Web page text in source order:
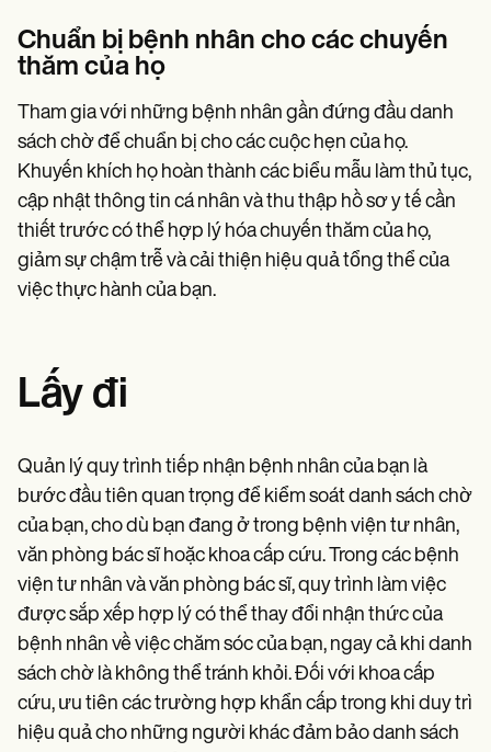
Chuẩn bị bệnh nhân cho các chuyến
thăm của họ
Tham gia với những bệnh nhân gần đứng đầu danh
sách chờ để chuẩn bị cho các cuộc hẹn của họ.
Khuyến khích họ hoàn thành các biểu mẫu làm thủ tục,
cập nhật thông tin cá nhân và thu thập hồ sơ y tế cần
thiết trước có thể hợp lý hóa chuyến thăm của họ,
giảm sự chậm trễ và cải thiện hiệu quả tổng thể của
việc thực hành của bạn.
Lấy đi
Quản lý quy trình tiếp nhận bệnh nhân của bạn là
bước đầu tiên quan trọng để kiểm soát danh sách chờ
của bạn, cho dù bạn đang ở trong bệnh viện tư nhân,
văn phòng bác sĩ hoặc khoa cấp cứu. Trong các bệnh
viện tư nhân và văn phòng bác sĩ, quy trình làm việc
được sắp xếp hợp lý có thể thay đổi nhận thức của
bệnh nhân về việc chăm sóc của bạn, ngay cả khi danh
sách chờ là không thể tránh khỏi. Đối với khoa cấp
cứu, ưu tiên các trường hợp khẩn cấp trong khi duy trì
hiệu quả cho những người khác đảm bảo danh sách